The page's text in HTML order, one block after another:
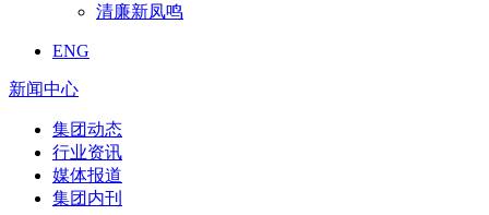
清廉新凤鸣
ENG
新闻中心
集团动态
行业资讯
媒体报道
集团内刊